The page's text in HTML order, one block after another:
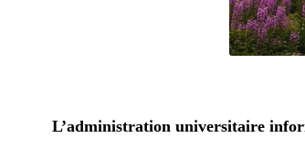
L’administration universitaire